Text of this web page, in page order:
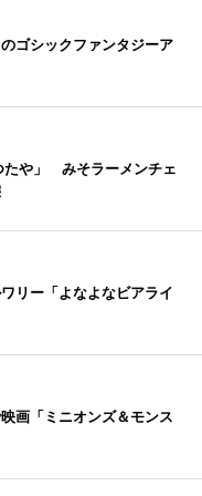
ゴシックファンタジーア
たや」 みそラーメンチェ
リー「よなよなビアライ
画「ミニオンズ＆モンス